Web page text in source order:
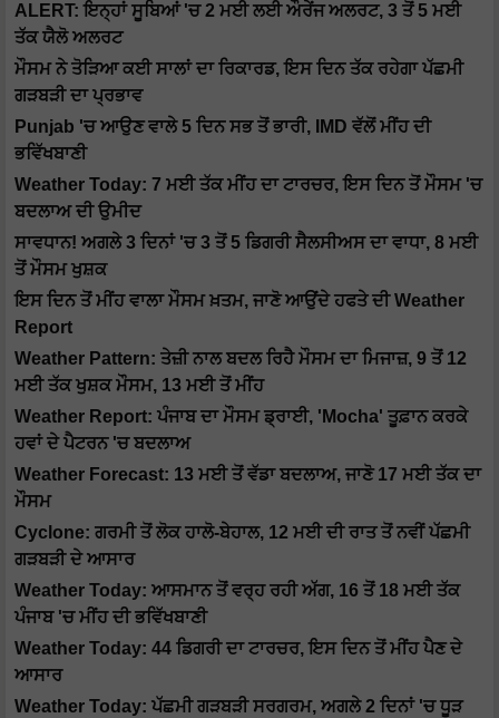
ALERT: ਇਨ੍ਹਾਂ ਸੂਬਿਆਂ 'ਚ 2 ਮਈ ਲਈ ਔਰੇਂਜ ਅਲਰਟ, 3 ਤੋਂ 5 ਮਈ
ਤੱਕ ਯੈਲੋ ਅਲਰਟ
ਮੌਸਮ ਨੇ ਤੋੜਿਆ ਕਈ ਸਾਲਾਂ ਦਾ ਰਿਕਾਰਡ, ਇਸ ਦਿਨ ਤੱਕ ਰਹੇਗਾ ਪੱਛਮੀ
ਗੜਬੜੀ ਦਾ ਪ੍ਰਭਾਵ
Punjab 'ਚ ਆਉਣ ਵਾਲੇ 5 ਦਿਨ ਸਭ ਤੋਂ ਭਾਰੀ, IMD ਵੱਲੋਂ ਮੀਂਹ ਦੀ
ਭਵਿੱਖਬਾਣੀ
Weather Today: 7 ਮਈ ਤੱਕ ਮੀਂਹ ਦਾ ਟਾਰਚਰ, ਇਸ ਦਿਨ ਤੋਂ ਮੌਸਮ 'ਚ
ਬਦਲਾਅ ਦੀ ਉਮੀਦ
ਸਾਵਧਾਨ! ਅਗਲੇ 3 ਦਿਨਾਂ 'ਚ 3 ਤੋਂ 5 ਡਿਗਰੀ ਸੈਲਸੀਅਸ ਦਾ ਵਾਧਾ, 8 ਮਈ
ਤੋਂ ਮੌਸਮ ਖੁਸ਼ਕ
ਇਸ ਦਿਨ ਤੋਂ ਮੀਂਹ ਵਾਲਾ ਮੌਸਮ ਖ਼ਤਮ, ਜਾਣੋ ਆਉਂਦੇ ਹਫਤੇ ਦੀ Weather
Report
Weather Pattern: ਤੇਜ਼ੀ ਨਾਲ ਬਦਲ ਰਿਹੈ ਮੌਸਮ ਦਾ ਮਿਜਾਜ਼, 9 ਤੋਂ 12
ਮਈ ਤੱਕ ਖੁਸ਼ਕ ਮੌਸਮ, 13 ਮਈ ਤੋਂ ਮੀਂਹ
Weather Report: ਪੰਜਾਬ ਦਾ ਮੌਸਮ ਡ੍ਰਾਈ, 'Mocha' ਤੂਫ਼ਾਨ ਕਰਕੇ
ਹਵਾਂ ਦੇ ਪੈਟਰਨ 'ਚ ਬਦਲਾਅ
Weather Forecast: 13 ਮਈ ਤੋਂ ਵੱਡਾ ਬਦਲਾਅ, ਜਾਣੋ 17 ਮਈ ਤੱਕ ਦਾ
ਮੌਸਮ
Cyclone: ਗਰਮੀ ਤੋਂ ਲੋਕ ਹਾਲੋ-ਬੇਹਾਲ, 12 ਮਈ ਦੀ ਰਾਤ ਤੋਂ ਨਵੀਂ ਪੱਛਮੀ
ਗੜਬੜੀ ਦੇ ਆਸਾਰ
Weather Today: ਆਸਮਾਨ ਤੋਂ ਵਰ੍ਹ ਰਹੀ ਅੱਗ, 16 ਤੋਂ 18 ਮਈ ਤੱਕ
ਪੰਜਾਬ 'ਚ ਮੀਂਹ ਦੀ ਭਵਿੱਖਬਾਣੀ
Weather Today: 44 ਡਿਗਰੀ ਦਾ ਟਾਰਚਰ, ਇਸ ਦਿਨ ਤੋਂ ਮੀਂਹ ਪੈਣ ਦੇ
ਆਸਾਰ
Weather Today: ਪੱਛਮੀ ਗੜਬੜੀ ਸਰਗਰਮ, ਅਗਲੇ 2 ਦਿਨਾਂ 'ਚ ਧੂੜ